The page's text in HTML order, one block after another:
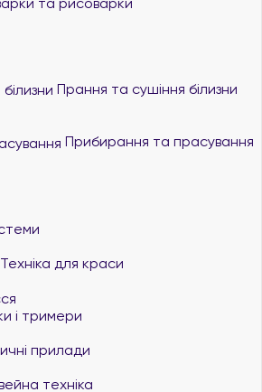
Прання та сушіння білизни
Прибирання та прасування
Техніка для краси
і тримери
прилади
техніка